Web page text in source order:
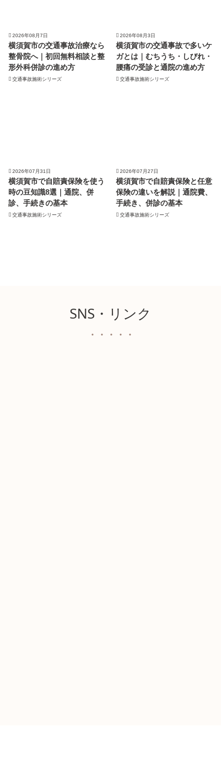
2026年08月7日
横須賀市の交通事故治療なら
整骨院へ｜初回無料相談と整
形外科併診の進め方
交通事故施術シリーズ
2026年08月3日
横須賀市の交通事故で多いケ
ガとは｜むちうち・しびれ・
腰痛の受診と通院の進め方
交通事故施術シリーズ
2026年07月31日
横須賀市で自賠責保険を使う
時の豆知識8選｜通院、併
診、手続きの基本
交通事故施術シリーズ
2026年07月27日
横須賀市で自賠責保険と任意
保険の違いを解説｜通院費、
手続き、併診の基本
交通事故施術シリーズ
SNS・リンク